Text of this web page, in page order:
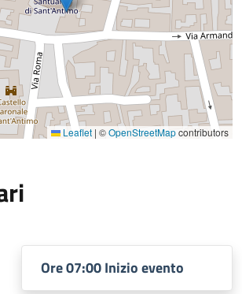
Leaflet | ©OpenStreetMapcontributors
Ore 07:00 Inizio evento